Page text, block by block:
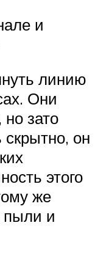
и
линию
Они
зато
он
этого
же
пыли и